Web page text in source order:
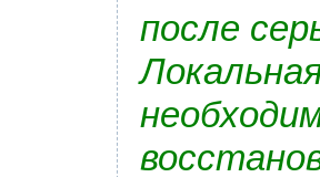
после